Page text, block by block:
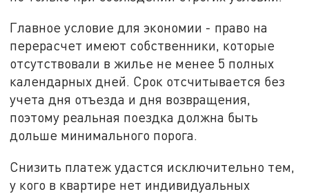
Главное условие для экономии - право на
перерасчет имеют собственники, которые
отсутствовали в жилье не менее 5 полных
календарных дней. Срок отсчитывается без
учета дня отъезда и дня возвращения,
поэтому реальная поездка должна быть
дольше минимального порога.
Снизить платеж удастся исключительно тем,
у кого в квартире нет индивидуальных